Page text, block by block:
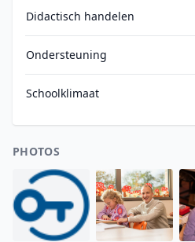
Didactisch handelen
Ondersteuning
Schoolklimaat
PHOTOS